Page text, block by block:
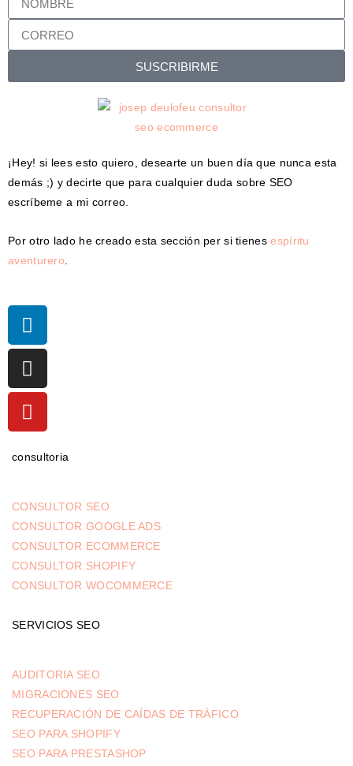
SUSCRIBIRME
¡Hey! si lees esto quiero, desearte un buen día que nunca esta
demás ;) y decirte que para cualquier duda sobre SEO
escríbeme a mi correo.
Por otro lado he creado esta sección per si tienesespíritu
aventurero.
consultoria
CONSULTOR SEO
CONSULTOR GOOGLE ADS
CONSULTOR ECOMMERCE
CONSULTOR SHOPIFY
CONSULTOR WOCOMMERCE
SERVICIOS SEO
AUDITORIA SEO
MIGRACIONES SEO
RECUPERACIÓN DE CAÍDAS DE TRÁFICO
SEO PARA SHOPIFY
SEO PARA PRESTASHOP